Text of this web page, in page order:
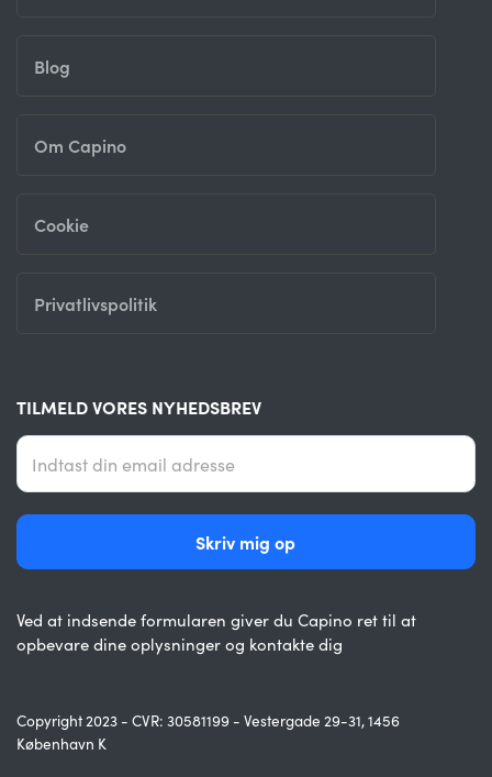
Blog
Om Capino
Cookie
Privatlivspolitik
TILMELD VORES NYHEDSBREV
Ved at indsende formularen giver du Capino ret til at
opbevare dine oplysninger og kontakte dig
Copyright 2023 - CVR: 30581199 - Vestergade 29-31, 1456
København K